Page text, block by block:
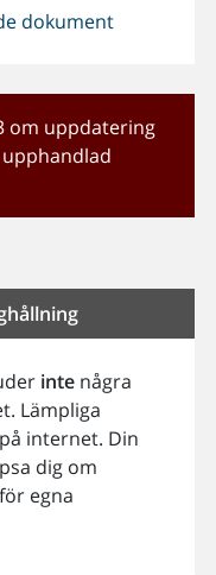
dokument
om uppdatering
upphandlad
intenågra
Lämpliga
internet. Din
dig om
egna